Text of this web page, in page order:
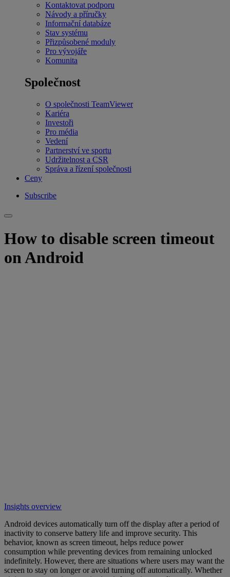
Kontaktovat podporu
Návody a příručky
Informační databáze
Stav systému
Přizpůsobené moduly
Pro vývojáře
Komunita
Společnost
O společnosti TeamViewer
Kariéra
Investoři
Pro média
Vedení
Partnerství ve sportu
Udržitelnost a CSR
Správa a řízení společnosti
Ceny
Subscribe
How to disable screen timeout
on Android
Insights overview
Android devices automatically turn off the display after a period of
inactivity to conserve battery life and improve security. This
behavior, known as screen timeout, helps reduce power
consumption while preventing devices from remaining unlocked
indefinitely. However, there are situations where users may want the
screen to stay on longer or avoid turning off automatically. Whether